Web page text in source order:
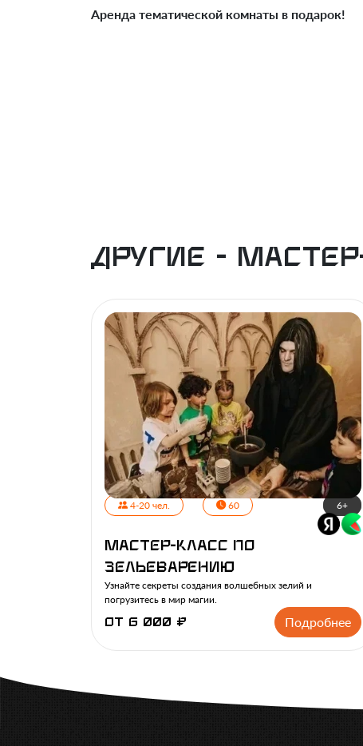
Аренда тематической комнаты в подарок!
Другие -
4-20 чел. 60 6+
Мастер-класс по
Зельеварению
Узнайте секреты создания волшебных зелий и
погрузитесь в мир магии.
от 6 000 ₽ Подробнее